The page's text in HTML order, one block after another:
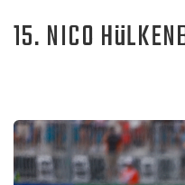
15. NICO